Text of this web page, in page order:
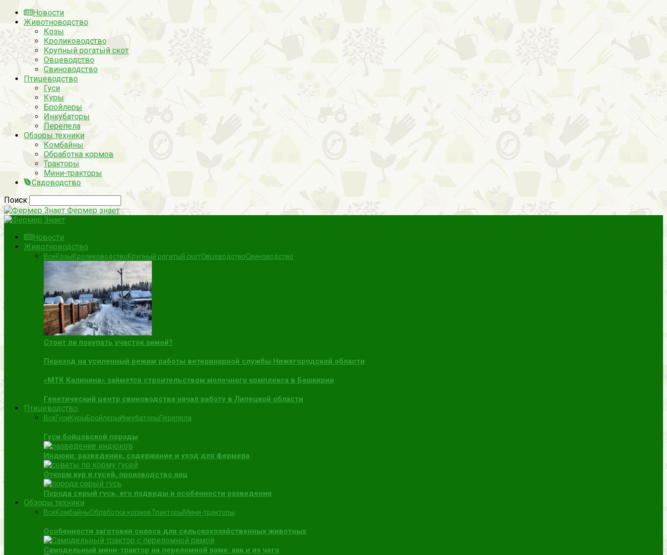
Новости
Животноводство
Козы
Кролиководство
Крупный рогатый скот
Овцеводство
Свиноводство
Птицеводство
Гуси
Куры
Бройлеры
Инкубаторы
Перепела
Обзоры техники
Комбайны
Обработка кормов
Тракторы
Мини-тракторы
Садоводство
Поиск
Фермер знает
Новости
Животноводство
ВсеКозыКролиководствоКрупный рогатый скотОвцеводствоСвиноводство
Стоит ли покупать участок зимой?
Переход на усиленный режим работы ветеринарной службы Нижегородской области
«МТК Калинина» займется строительством молочного комплекса в Башкирии
Генетический центр свиноводства начал работу в Липецкой области
Птицеводство
ВсеГусиКурыБройлерыИнкубаторыПерепела
Гуси бойцовской породы
Индюки: разведение, содержание и уход для фермера
Откорм кур и гусей, производство яиц
Порода серый гусь, его подвиды и особенности разведения
Обзоры техники
ВсеКомбайныОбработка кормовТракторыМини-тракторы
Особенности заготовки силоса для сельскохозяйственных животных
Самодельный мини-трактор на переломной раме: как и из чего